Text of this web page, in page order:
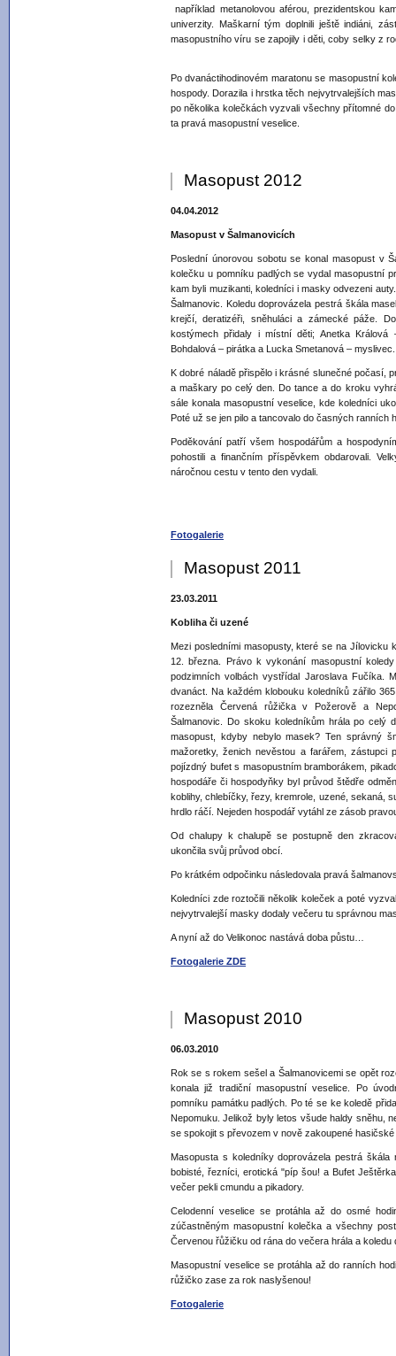
například metanolovou aférou, prezidentskou
univerzity. Maškarní tým doplnili ještě indiáni,
masopustního víru se zapojily i děti, coby selky z
Po dvanáctihodinovém maratonu se masopustní
hospody. Dorazila i hrstka těch nejvytrvalejších
po několika kolečkách vyzvali všechny přítomné
ta pravá masopustní veselice.
Masopust 2012
04.04.2012
Masopust v Šalmanovicích
Poslední únorovou sobotu se konal masopust v
kolečku u pomníku padlých se vydal masopustní
kam byli muzikanti, koledníci i masky odvezeni
Šalmanovic. Koledu doprovázela pestrá škála
krejčí, deratizéři, sněhuláci a zámecké páže.
kostýmech přidaly i místní děti; Anetka
Bohdalová – pirátka a Lucka Smetanová – myslivec.
K dobré náladě přispělo i krásné slunečné počasí,
a maškary po celý den. Do tance a do kroku
sále konala masopustní veselice, kde koledníci
Poté už se jen pilo a tancovalo do časných ranních
Poděkování patří všem hospodářům a
pohostili a finančním příspěvkem obdarovali.
náročnou cestu v tento den vydali.
Fotogalerie
Masopust 2011
23.03.2011
Kobliha či uzené
Mezi posledními masopusty, které se na Jílovicku
12. března. Právo k vykonání masopustní
podzimních volbách vystřídal Jaroslava Fučíka.
dvanáct. Na každém klobouku koledníků zářilo
rozezněla Červená růžička v Požerově a
Šalmanovic. Do skoku koledníkům hrála po
masopust, kdyby nebylo masek? Ten správný
mažoretky, ženich nevěstou a farářem, zástupci
pojízdný bufet s masopustním bramborákem,
hospodáře či hospodyňky byl průvod štědře
koblihy, chlebíčky, řezy, kremrole, uzené, sekaná,
hrdlo ráčí. Nejeden hospodář vytáhl ze zásob
Od chalupy k chalupě se postupně den
ukončila svůj průvod obcí.
Po krátkém odpočinku následovala pravá
Koledníci zde roztočili několik koleček a poté
nejvytrvalejší masky dodaly večeru tu správnou
A nyní až do Velikonoc nastává doba půstu…
Fotogalerie ZDE
Masopust 2010
06.03.2010
Rok se s rokem sešel a Šalmanovicemi se opět
konala již tradiční masopustní veselice. Po
pomníku památku padlých. Po té se ke koledě
Nepomuku. Jelikož byly letos všude haldy sněhu,
se spokojit s převozem v nově zakoupené
Masopusta s koledníky doprovázela pestrá
bobisté, řezníci, erotická "píp šou! a Bufet
večer pekli cmundu a pikadory.
Celodenní veselice se protáhla až do osmé
zúčastněným masopustní kolečka a všechny
Červenou řůžičku od rána do večera hrála a
Masopustní veselice se protáhla až do ranních
růžičko zase za rok naslyšenou!
Fotogalerie